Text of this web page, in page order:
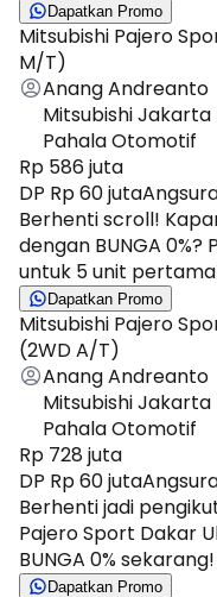
Dapatkan Promo
Mitsubishi Pajero
M/T)
Anang Andreanto
Mitsubishi
Pahala Otomotif
Rp 586 juta
DP Rp 60 juta
​Berhenti scroll!
dengan BUNGA
untuk 5 unit
Dapatkan Promo
Mitsubishi Pajero
(2WD A/T)
Anang Andreanto
Mitsubishi
Pahala Otomotif
Rp 728 juta
DP Rp 60 juta
​Berhenti jadi
Pajero Sport Dakar
BUNGA 0% sekarang!
Dapatkan Promo